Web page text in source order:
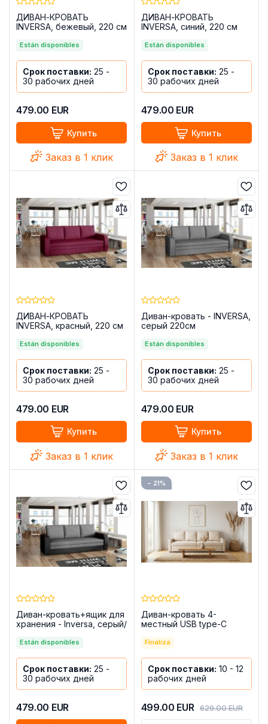
ДИВАН-КРОВАТЬ
INVERSA, бежевый, 220 см
Están disponibles
Срок поставки: 25 -
30 рабочих дней
479.00 EUR
Купить
Заказ в 1 клик
ДИВАН-КРОВАТЬ
INVERSA, синий, 220 см
Están disponibles
Срок поставки: 25 -
30 рабочих дней
479.00 EUR
Купить
Заказ в 1 клик
ДИВАН-КРОВАТЬ
INVERSA, красный, 220 см
Están disponibles
Срок поставки: 25 -
30 рабочих дней
479.00 EUR
Купить
Заказ в 1 клик
Диван-кровать - INVERSA,
серый 220см
Están disponibles
Срок поставки: 25 -
30 рабочих дней
479.00 EUR
Купить
Заказ в 1 клик
Диван-кровать+ящик для
хранения - Inversa, серый/
Están disponibles
Срок поставки: 25 -
30 рабочих дней
479.00 EUR
− 21%
Диван-кровать 4-
местный USB type-C
Costa R
Finaliza
Срок поставки: 10 - 12
рабочих дней
499.00 EUR 629.00EUR